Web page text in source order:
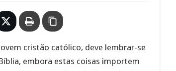
cristão católico, deve lembrar-se
embora estas coisas importem